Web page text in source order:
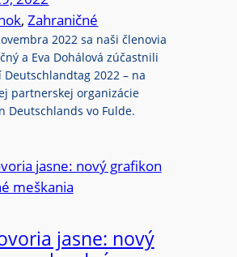
, Zahraničné
2022 sa naši členovia
a Eva Dohálová zúčastnili
2022 – na
partnerskej organizácie
Deutschlands vo Fulde.
jasne: nový